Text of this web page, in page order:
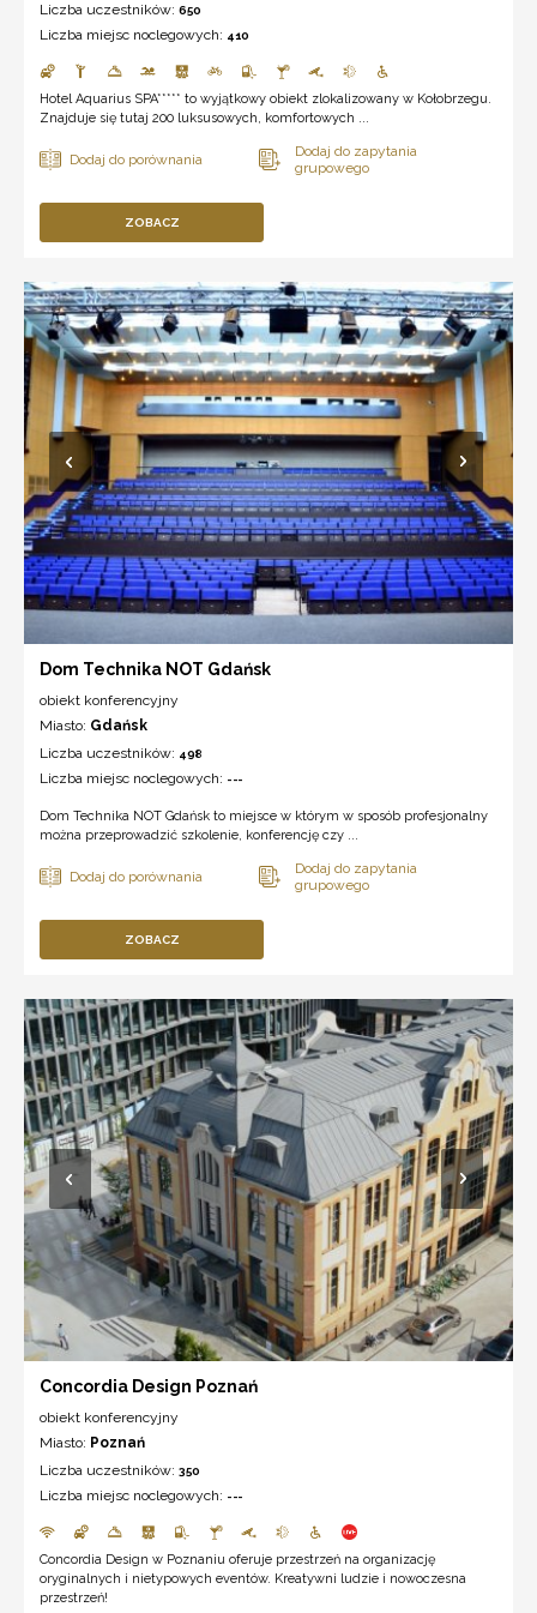
Liczba uczestników: 650
Liczba miejsc noclegowych: 410
Hotel Aquarius SPA***** to wyjątkowy obiekt zlokalizowany w Kołobrzegu.
Znajduje się tutaj 200 luksusowych, komfortowych ...
ZOBACZ
Dom Technika NOT Gdańsk
obiekt konferencyjny
Miasto: Gdańsk
Liczba uczestników: 498
Liczba miejsc noclegowych: ---
Dom Technika NOT Gdańsk to miejsce w którym w sposób profesjonalny
można przeprowadzić szkolenie, konferencję czy ...
ZOBACZ
Concordia Design Poznań
obiekt konferencyjny
Miasto: Poznań
Liczba uczestników: 350
Liczba miejsc noclegowych: ---
Concordia Design w Poznaniu oferuje przestrzeń na organizację
oryginalnych i nietypowych eventów. Kreatywni ludzie i nowoczesna
przestrzeń!